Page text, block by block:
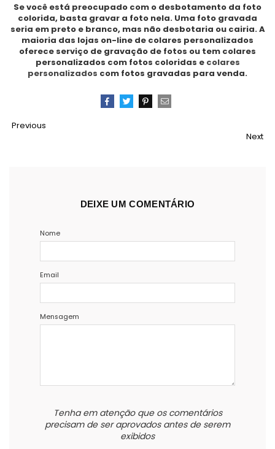
Se você está preocupado com o desbotamento da foto
colorida, basta gravar a foto nela. Uma foto gravada
seria em preto e branco, mas não desbotaria ou cairia. A
maioria das lojas on-line de colares personalizados
oferece serviço de gravação de fotos ou tem colares
personalizados com fotos coloridas e colares
personalizados com fotos gravadas para venda.
Previous
Next
DEIXE UM COMENTÁRIO
Nome
Email
Mensagem
Tenha em atenção que os comentários
precisam de ser aprovados antes de serem
exibidos